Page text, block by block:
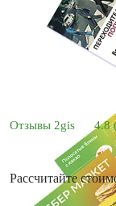
Отзывы 2gis 4.8
Рассчитайте